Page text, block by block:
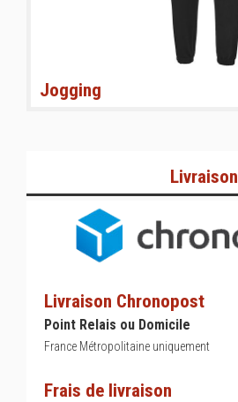
Jogging
Livraison
Livraison Chronopost
Point Relais ou Domicile
France Métropolitaine uniquement
Frais de livraison